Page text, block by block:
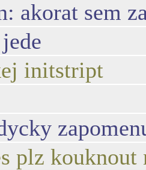
akorat sem
initstript
plz